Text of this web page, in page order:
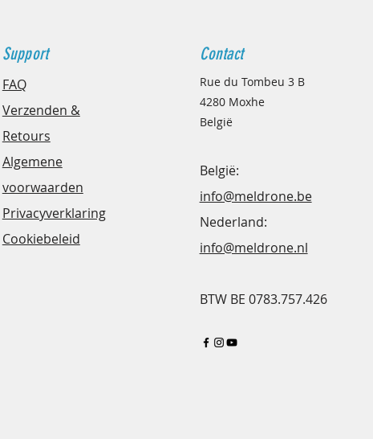
Support
FAQ
Verzenden &
Retours
Algemene
voorwaarden
Privacyverklaring
Cookiebeleid
Contact
Rue du Tombeu 3 B
4280 Moxhe
België
België:
info@meldrone.be
Nederland:
info@meldrone.nl
BTW BE 0783.757.426